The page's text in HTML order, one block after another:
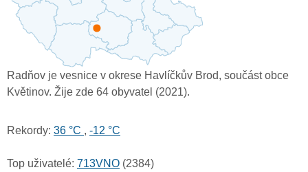
Radňov je vesnice v okrese Havlíčkův Brod, součást obce
Květinov. Žije zde 64 obyvatel (2021).
Rekordy: 36 °C , -12 °C
Top uživatelé: 713VNO (2384)